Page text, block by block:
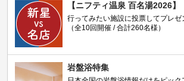
【ニフティ温泉 百名湯2026】
行ってみたい施設に投票してプレゼ
（全10回開催 / 合計260名様）
岩盤浴特集